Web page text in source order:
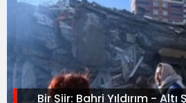
Bir Şiir: Bahri Yıldırım -